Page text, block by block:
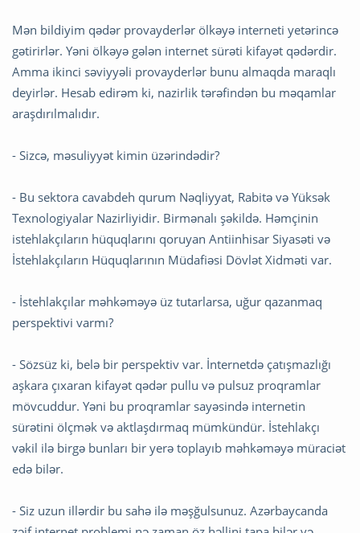
Mən bildiyim qədər provayderlər ölkəyə interneti yetərincə
gətirirlər. Yəni ölkəyə gələn internet sürəti kifayət qədərdir.
Amma ikinci səviyyəli provayderlər bunu almaqda maraqlı
deyirlər. Hesab edirəm ki, nazirlik tərəfindən bu məqamlar
araşdırılmalıdır.
- Sizcə, məsuliyyət kimin üzərindədir?
- Bu sektora cavabdeh qurum Nəqliyyat, Rabitə və Yüksək
Texnologiyalar Nazirliyidir. Birmənalı şəkildə. Həmçinin
istehlakçıların hüquqlarını qoruyan Antiinhisar Siyasəti və
İstehlakçıların Hüquqlarının Müdafiəsi Dövlət Xidməti var.
- İstehlakçılar məhkəməyə üz tutarlarsa, uğur qazanmaq
perspektivi varmı?
- Sözsüz ki, belə bir perspektiv var. İnternetdə çatışmazlığı
aşkara çıxaran kifayət qədər pullu və pulsuz proqramlar
mövcuddur. Yəni bu proqramlar sayəsində internetin
sürətini ölçmək və aktlaşdırmaq mümkündür. İstehlakçı
vəkil ilə birgə bunları bir yerə toplayıb məhkəməyə müraciət
edə bilər.
- Siz uzun illərdir bu sahə ilə məşğulsunuz. Azərbaycanda